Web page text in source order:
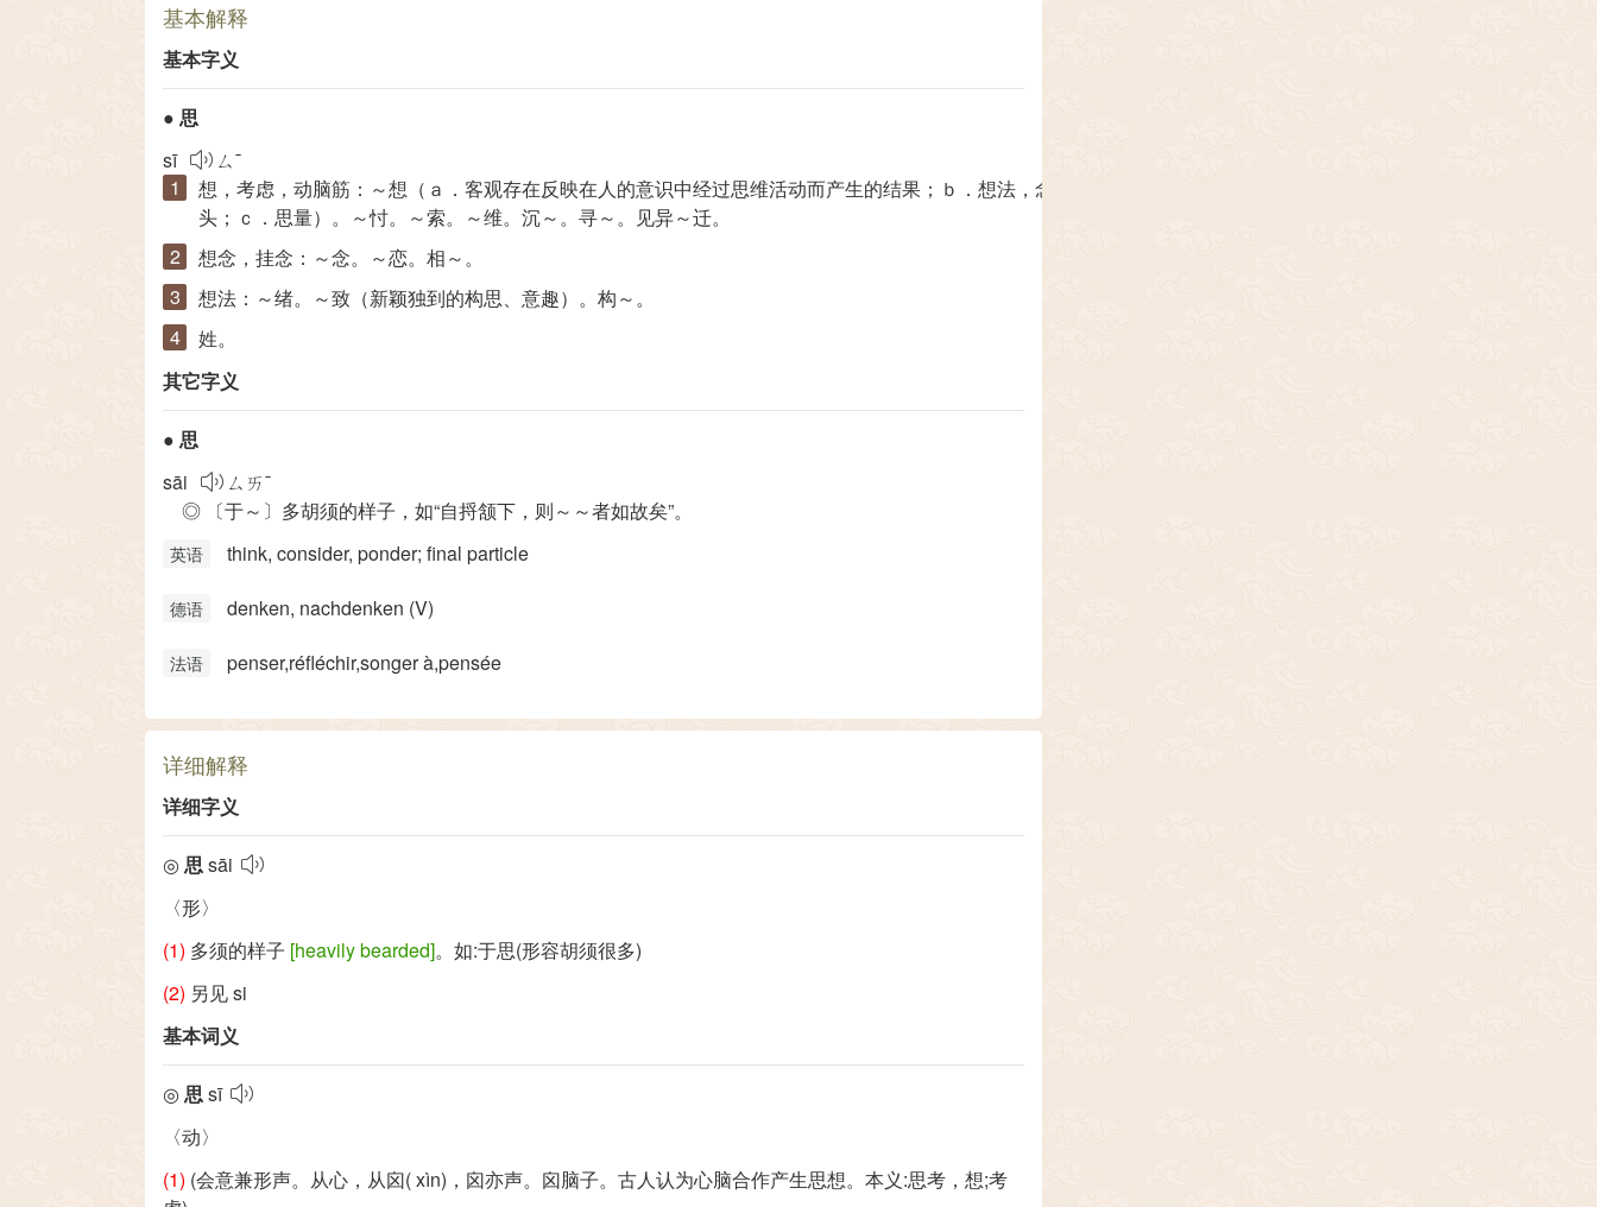
基本解释
基本字义
● 思
sī
ㄙˉ
想，考虑，动脑筋：～想（ａ．客观存在反映在人的意识中经过思维活动而产生的结果；ｂ．想法，念
头；ｃ．思量）。～忖。～索。～维。沉～。寻～。见异～迁。
想念，挂念：～念。～恋。相～。
想法：～绪。～致（新颖独到的构思、意趣）。构～。
姓。
其它字义
● 思
sāi
ㄙㄞˉ
◎ 〔于～〕多胡须的样子，如“自捋颔下，则～～者如故矣”。
英语 think, consider, ponder; final particle
德语 denken, nachdenken (V)
法语 penser,réfléchir,songer à,pensée
详细解释
详细字义
◎ 思sāi
〈形〉
(1) 多须的样子 [heavily bearded]。如:于思(形容胡须很多)
(2) 另见si
基本词义
◎ 思sī
〈动〉
(1) (会意兼形声。从心，从囟(xìn)，囟亦声。囟脑子。古人认为心脑合作产生思想。本义:思考，想;考